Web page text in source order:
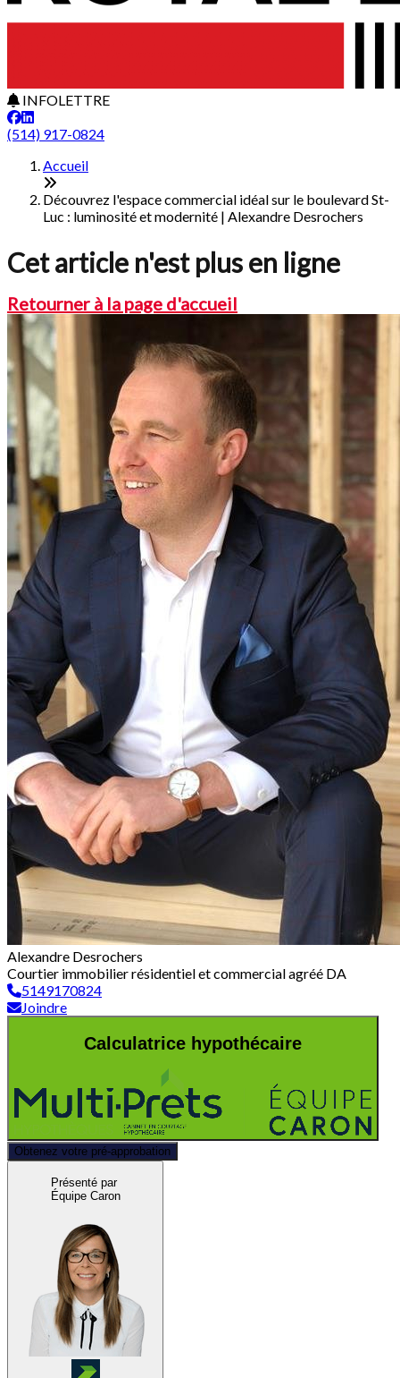
INFOLETTRE
(514) 917-0824
Accueil
Découvrez l'espace commercial idéal sur le boulevard St-
Luc : luminosité et modernité | Alexandre Desrochers
Cet article n'est plus en ligne
Retourner à la page d'accueil
Alexandre Desrochers
Courtier immobilier résidentiel et commercial agréé DA
5149170824
Joindre
Calculatrice hypothécaire
Obtenez votre pré-approbation
Présenté par
Équipe Caron